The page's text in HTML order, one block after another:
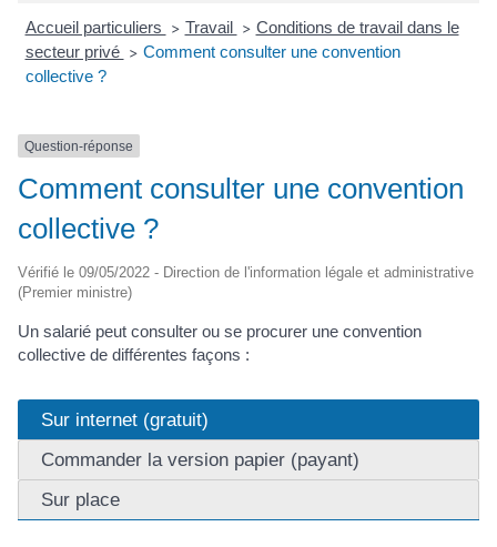
Accueil particuliers > Travail > Conditions de travail dans le
secteur privé > Comment consulter une convention
collective ?
Question-réponse
Comment consulter une convention
collective ?
Vérifié le 09/05/2022 - Direction de l'information légale et administrative
(Premier ministre)
Un salarié peut consulter ou se procurer une convention
collective de différentes façons :
Sur internet (gratuit)
Commander la version papier (payant)
Sur place